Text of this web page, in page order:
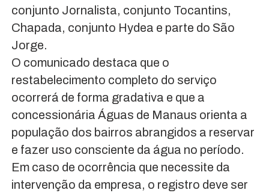
conjunto Jornalista, conjunto Tocantins,
Chapada, conjunto Hydea e parte do São
Jorge.
O comunicado destaca que o
restabelecimento completo do serviço
ocorrerá de forma gradativa e que a
concessionária Águas de Manaus orienta a
população dos bairros abrangidos a reservar
e fazer uso consciente da água no período.
Em caso de ocorrência que necessite da
intervenção da empresa, o registro deve ser